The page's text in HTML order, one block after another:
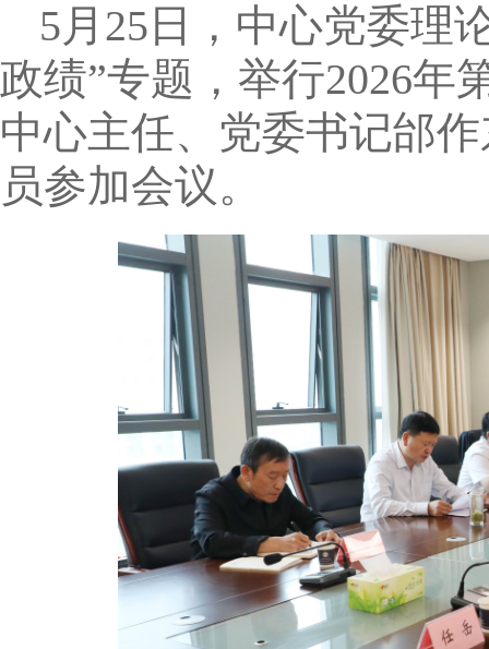
5月25日，中心党委理
政绩”专题，举行2026年
中心主任、党委书记邰
员参加会议。